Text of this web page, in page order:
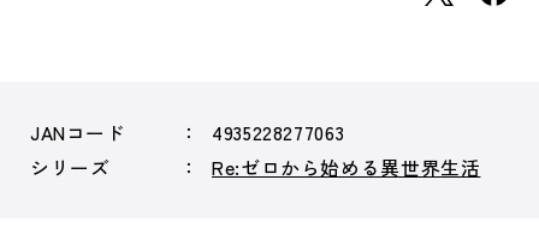
JANコード
4935228277063
シリーズ
Re:ゼロから始める異世界生活